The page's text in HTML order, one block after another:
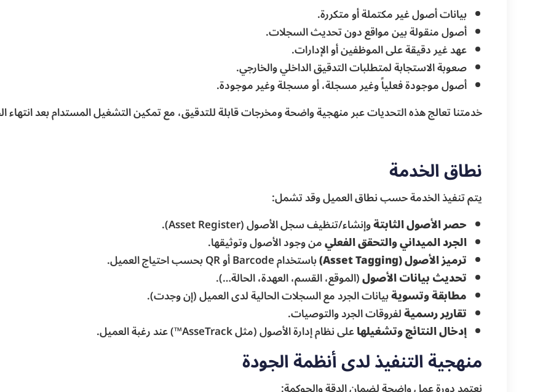
بيانات أصول غير مكتملة أو متكررة.
أصول منقولة بين مواقع دون تحديث السجلات.
عهد غير دقيقة على الموظفين أو الإدارات.
صعوبة الاستجابة لمتطلبات التدقيق الداخلي والخارجي.
أصول موجودة فعلياً وغير مسجلة، أو مسجلة وغير موجودة.
خدمتنا تعالج هذه التحديات عبر منهجية واضحة ومخرجات قابلة للتدقيق، مع تمكين التشغيل المستدام بعد انتهاء
نطاق الخدمة
يتم تنفيذ الخدمة حسب نطاق العميل وقد تشمل:
حصر الأصول الثابتةوإنشاء/تنظيف سجل الأصول (Asset Register).
الجرد الميداني والتحقق الفعليمن وجود الأصول وتوثيقها.
ترميز الأصول (Asset Tagging)
باستخدام Barcode أو QR بحسب احتياج العميل.
تحديث بيانات الأصول(الموقع، القسم، العهدة، الحالة…).
مطابقة وتسويةبيانات الجرد مع السجلات الحالية لدى العميل (إن وجدت).
تقارير رسميةلفروقات الجرد والتوصيات.
إدخال النتائج وتشغيلهاعلى نظام إدارة الأصول (مثل AsseTrack™) عند رغبة العميل.
منهجية التنفيذ لدى أنظمة الجودة